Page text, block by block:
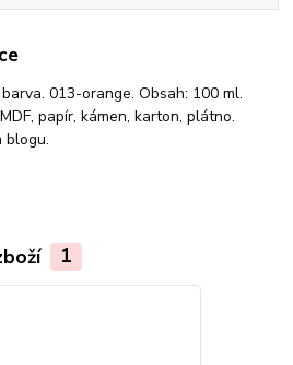
013-orange. Obsah: 100 ml.
papír, kámen, karton, plátno.
blogu.
1